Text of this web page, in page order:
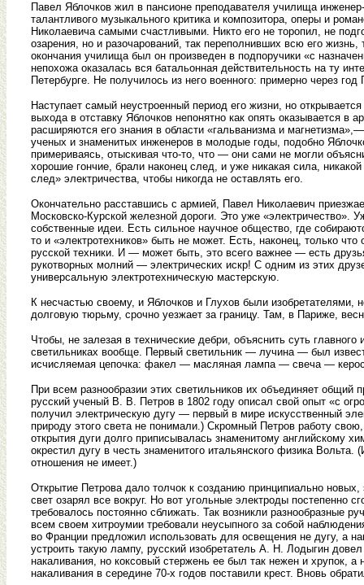
Павел Яблочков жил в пансионе преподавателя училища
талантливого музыкального критика и композитора, оперы и
Николаевича самыми счастливыми. Никто его не торопил, не
озарения, но и разочарований, так переполнивших всю его
окончания училища был он произведен в подпоручики «с
непохожа оказалась вся батальонная действительность на ту
Петербурге. Не получилось из него военного: примерно через
Наступает самый неустроенный период его жизни, но
выхода в отставку Яблочков непонятно как опять оказывается в
расширяются его знания в области «гальванизма и
ученых и знаменитых инженеров в молодые годы, подобно
примериваясь, отыскивая что-то, что — они сами не могли
хорошие гончие, брали наконец след, и уже никакая сила,
след» электричества, чтобы никогда не оставлять его.
Окончательно расставшись с армией, Павел Николаевич
Московско-Курской железной дороги. Это уже «электричество».
собственные идеи. Есть сильное научное общество, где
то и «электротехников» быть не может. Есть, наконец, только
русской техники. И — может быть, это всего важнее — есть
рукотворных молний — электрических искр! С одним из этих
универсальную электротехническую мастерскую.
К несчастью своему, и Яблочков и Глухов были
долговую тюрьму, срочно уезжает за границу. Там, в Париже,
Чтобы, не залезая в технические дебри, объяснить суть
светильниках вообще. Первый светильник — лучина — был
исчисляемая цепочка: факел — масляная лампа — свеча —
При всем разнообразии этих светильников их объединяет общий
русский ученый В. В. Петров в 1802 году описал свой опыт «с
получил электрическую дугу — первый в мире искусственный
природу этого света не понимали.) Скромный Петров работу
открытия дуги долго приписывалась знаменитому английскому
окрестил дугу в честь знаменитого итальянского физика
отношения не имеет.)
Открытие Петрова дало толчок к созданию принципиально
свет озарял все вокруг. Но вот угольные электроды постепенно
требовалось постоянно сближать. Так возникли разнообразные
всем своем хитроумии требовали неусыпного за собой
во Франции предложил использовать для освещения не дугу, а
устроить такую лампу, русский изобретатель А. Н. Лодыгин
накаливания, но коксовый стержень ее был так нежен и хрупок,
накаливания в середине 70-х годов поставили крест. Вновь